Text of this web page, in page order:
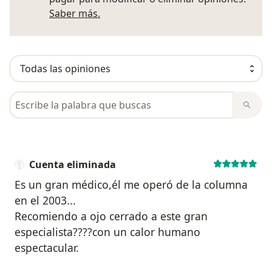
Saber más.
Busca en opiniones
Cuenta eliminada
Es un gran médico,él me operó de la columna
en el 2003...
Recomiendo a ojo cerrado a este gran
especialista????con un calor humano
espectacular.